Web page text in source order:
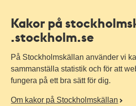
Kakor på
.stockholm.se
På Stockholmskällan använder vi
sammanställa statistik och för att
fungera på ett bra sätt för dig.
Om kakor på Stockholmskällan